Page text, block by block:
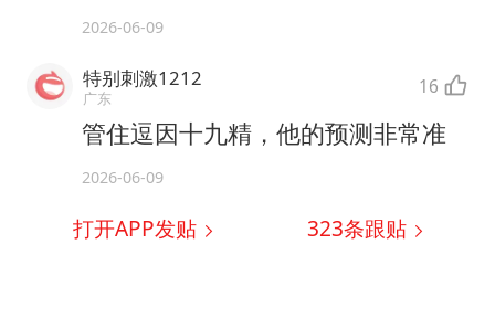
2026-06-09
特别刺激1212
广东 16
管住逗因十九精，他的预测非常准
2026-06-09
打开APP发贴 323条跟贴